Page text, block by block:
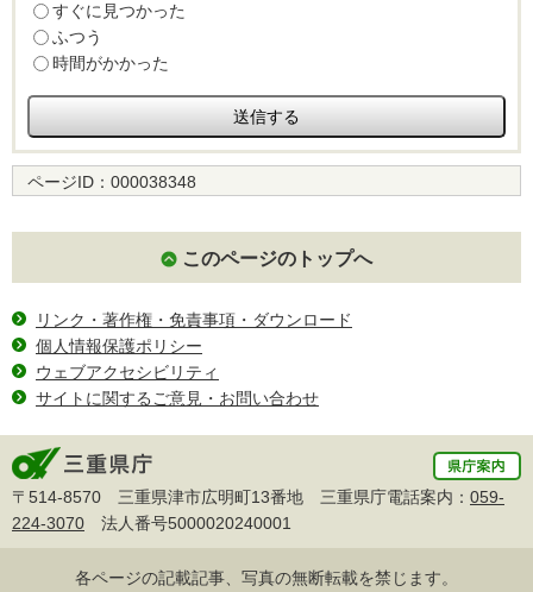
すぐに見つかった
ふつう
時間がかかった
ページID： 000038348
このページのトップへ
リンク・著作権・免責事項・ダウンロード
個人情報保護ポリシー
ウェブアクセシビリティ
サイトに関するご意見・お問い合わせ
〒514-8570 三重県津市広明町13番地 三重県庁電話案内： 059-
224-3070 法人番号5000020240001
各ページの記載記事、写真の無断転載を禁じます。